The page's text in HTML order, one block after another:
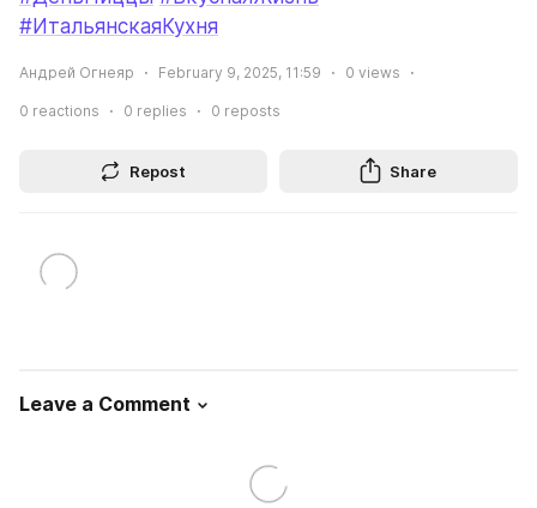
#ИтальянскаяКухня
Андрей Огнеяр February 9, 2025, 11:59 0 views
0 reactions 0 replies 0 reposts
Repost Share
Leave a Comment